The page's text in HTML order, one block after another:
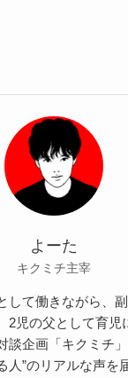
よーた
キクミチ主宰
して働きながら、
2児の父として育児
談企画「キクミチ
人”のリアルな声を